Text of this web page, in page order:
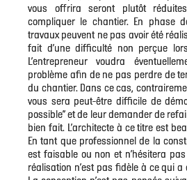
vous offrira seront plutôt
compliquer le chantier. En phase
travaux peuvent ne pas avoir été
fait d’une difficulté non perçue
L’entrepreneur voudra
problème afin de ne pas perdre de
du chantier. Dans ce cas,
vous sera peut-être difficile de
possible” et de leur demander de
bien fait. L’architecte à ce titre est
En tant que professionnel de la
est faisable ou non et n’hésitera
réalisation n’est pas fidèle à ce qui a